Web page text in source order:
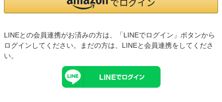
LINEとの会員連携がお済みの方は、「LINEでログイン」ボタンから
ログインしてください。まだの方は、 LINEと会員連携をしてくださ
い。